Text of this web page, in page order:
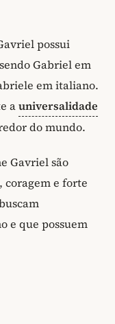
possui
Gabriel em
em italiano.
auniversalidade
do mundo.
Gavriel são
coragem e forte
e que possuem